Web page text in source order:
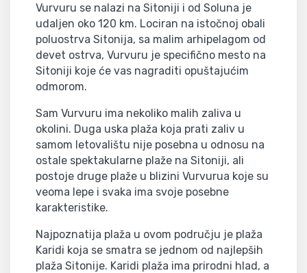
Vurvuru se nalazi na Sitoniji i od Soluna je
udaljen oko 120 km. Lociran na istočnoj obali
poluostrva Sitonija, sa malim arhipelagom od
devet ostrva, Vurvuru je specifično mesto na
Sitoniji koje će vas nagraditi opuštajućim
odmorom.
Sam Vurvuru ima nekoliko malih zaliva u
okolini. Duga uska plaža koja prati zaliv u
samom letovalištu nije posebna u odnosu na
ostale spektakularne plaže na Sitoniji, ali
postoje druge plaže u blizini Vurvurua koje su
veoma lepe i svaka ima svoje posebne
karakteristike.
Najpoznatija plaža u ovom području je plaža
Karidi koja se smatra se jednom od najlepših
plaža Sitonije. Karidi plaža ima prirodni hlad, a